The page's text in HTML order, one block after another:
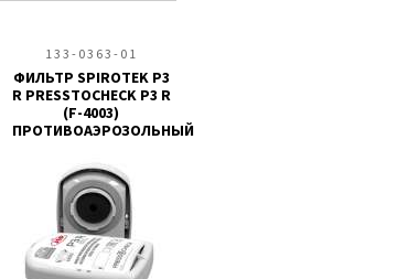
133-0363-01
ФИЛЬТР SPIROTEK P3
R PRESSTOCHECK P3 R
(F-4003)
ПРОТИВОАЭРОЗОЛЬНЫЙ